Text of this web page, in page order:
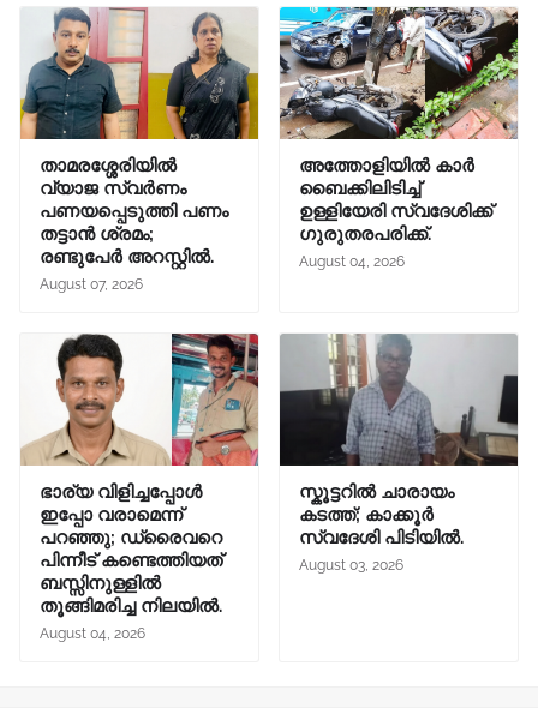
താമരശ്ശേരിയിൽ
വ്യാജ സ്വർണം
പണയപ്പെടുത്തി പണം
തട്ടാൻ ശ്രമം;
രണ്ടുപേർ അറസ്റ്റിൽ.
August 07, 2026
അത്തോളിയിൽ കാർ
ബൈക്കിലിടിച്ച്
ഉള്ളിയേരി സ്വദേശിക്ക്
ഗുരുതരപരിക്ക്.
August 04, 2026
ഭാര്യ വിളിച്ചപ്പോള്‍
ഇപ്പോ വരാമെന്ന്
പറഞ്ഞു; ഡ്രൈവറെ
പിന്നീട് കണ്ടെത്തിയത്
ബസ്സിനുള്ളില്‍
തൂങ്ങിമരിച്ച നിലയിൽ.
August 04, 2026
സ്കൂട്ടറിൽ ചാരായം
കടത്ത്; കാക്കൂർ
സ്വദേശി പിടിയിൽ.
August 03, 2026